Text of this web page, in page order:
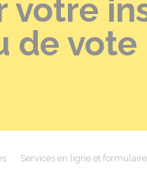
votre
de vote
Services en ligne et